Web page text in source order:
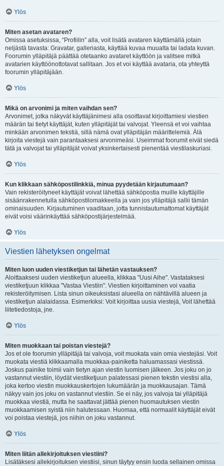
Ylös
Miten asetan avataren?
Omissa asetuksissa, “Profiilin” alla, voit lisätä avataren käyttämällä jotain
neljästä tavasta: Gravatar, galleriasta, käyttää kuvaa muualta tai ladata kuvan.
Foorumin ylläpitäjä päättää otetaanko avataret käyttöön ja valitsee mitkä
avatarien käyttöönottotavat sallitaan. Jos et voi käyttää avataria, ota yhteyttä
foorumin ylläpitäjään.
Ylös
Mikä on arvonimi ja miten vaihdan sen?
Arvonimet, jotka näkyvät käyttäjänimesi alla osoittavat kirjoittamiesi viestien
määrän tai tietyt käyttäjät, kuten ylläpitäjät tai valvojat. Yleensä et voi vaihtaa
minkään arvonimen tekstiä, sillä nämä ovat ylläpitäjän määrittelemiä. Älä
kirjoita viestejä vain parantaaksesi arvonimeäsi. Useimmat foorumit eivät siedä
tätä ja valvojat tai ylläpitäjät voivat yksinkertaisesti pienentää viestilaskuriasi.
Ylös
Kun klikkaan sähköpostilinkkiä, minua pyydetään kirjautumaan?
Vain rekisteröityneet käyttäjät voivat lähettää sähköpostia muille käyttäjille
sisäänrakennetulla sähköpostilomakkeella ja vain jos ylläpitäjä sallii tämän
ominaisuuden. Kirjautuminen vaaditaan, jotta tunnistautumattomat käyttäjät
eivät voisi väärinkäyttää sähköpostijärjestelmää.
Ylös
Viestien lähetyksen ongelmat
Miten luon uuden viestiketjun tai lähetän vastauksen?
Aloittaaksesi uuden viestiketjun alueella, klikkaa "Uusi Aihe". Vastataksesi
viestiketjuun klikkaa "Vastaa Viestiin". Viestien kirjoittaminen voi vaatia
rekisteröitymisen. Lista sinun oikeuksistasi alueella on nähtävillä alueen ja
viestiketjun alalaidassa. Esimerkiksi: Voit kirjoittaa uusia viestejä, Voit lähettää
liitetiedostoja, jne.
Ylös
Miten muokkaan tai poistan viestejä?
Jos et ole foorumin ylläpitäjä tai valvoja, voit muokata vain omia viestejäsi. Voit
muokata viestiä klikkaamalla muokkaa-painiketta haluamassasi viestissä.
Joskus painike toimii vain tietyn ajan viestin luomisen jälkeen. Jos joku on jo
vastannut viestiin, löydät viestiketjuun palatessasi pienen tekstin viestisi alla,
joka kertoo viestin muokkauskertojen lukumäärän ja muokkausajan. Tämä
näkyy vain jos joku on vastannut viestiin. Se ei näy, jos valvoja tai ylläpitäjä
muokkaa viestiä, mutta he saattavat jättää pienen huomautuksen viestin
muokkaamisen syistä niin halutessaan. Huomaa, että normaalit käyttäjät eivät
voi poistaa viestejä, jos niihin on joku vastannut.
Ylös
Miten liitän allekirjoituksen viestiini?
Lisätäksesi allekirjoituksen viestiisi, sinun täytyy ensin luoda sellainen omissa